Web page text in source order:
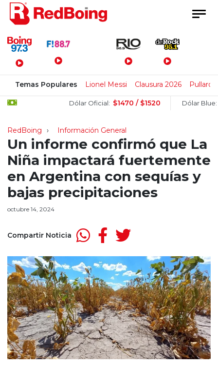
Menú Principal
Temas Populares Lionel Messi Clausura 2026 Pullaro
Dólar Oficial: $1470 / $1520 Dólar Blue:
RedBoing Información General
Un informe confirmó que La
Niña impactará fuertemente
en Argentina con sequías y
bajas precipitaciones
octubre 14, 2024
Compartir Noticia